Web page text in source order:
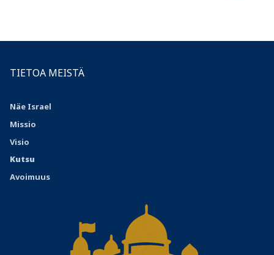
TIETOA MEISTÄ
Näe Israel
Missio
Visio
Kutsu
Avoimuus